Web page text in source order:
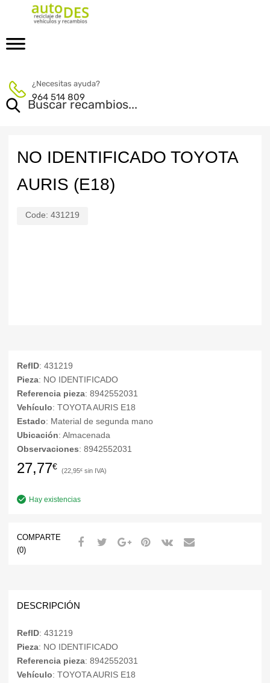
¿Necesitas ayuda?
964 514 809
NO IDENTIFICADO TOYOTA
AURIS (E18)
Code: 431219
RefID: 431219
Pieza: NO IDENTIFICADO
Referencia pieza: 8942552031
Vehículo: TOYOTA AURIS E18
Estado: Material de segunda mano
Ubicación: Almacenada
Observaciones: 8942552031
27,77€ 22,95€
Hay existencias
COMPARTE
(0)
DESCRIPCIÓN
RefID: 431219
Pieza: NO IDENTIFICADO
Referencia pieza: 8942552031
Vehículo: TOYOTA AURIS E18